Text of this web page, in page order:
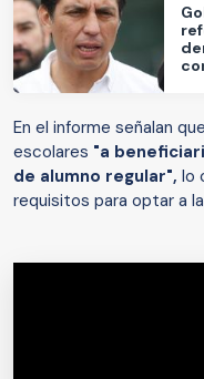
En el informe señalan
escolares "a
de alumno regular", lo
requisitos para optar a